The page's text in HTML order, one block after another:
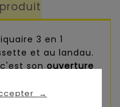
→
3 en 1
et au landau.
sonouverture
la